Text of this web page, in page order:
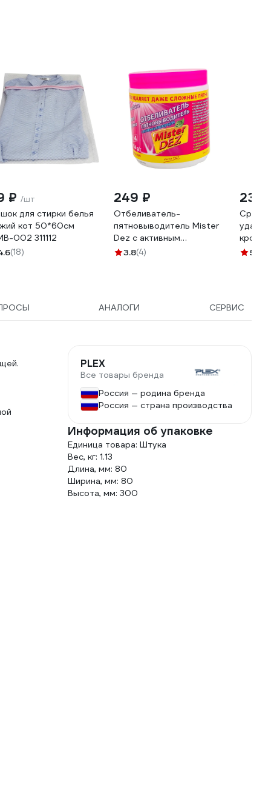
₽ /шт
для стирки белья
кот 50*60см
002 311112
(18)
249 ₽
Отбеливатель-
пятновыводитель Mister
Dez с активным
кислородом 750 г 113
3.8(4)
239
крови,
5
АНАЛОГИ СЕРВИС
PLEX
Все товары бренда
Россия — родина бренда
Россия — страна производства
Информация об упаковке
Единица товара: Штука
Вес, кг: 1.13
Длина, мм: 80
Ширина, мм: 80
Высота, мм: 300